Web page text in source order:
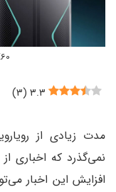
۳.۳ (۳)
افزایش این اخبار